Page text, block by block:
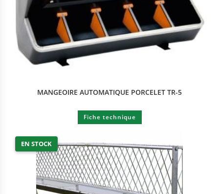
MANGEOIRE AUTOMATIQUE PORCELET TR-5
Fiche technique
EN STOCK